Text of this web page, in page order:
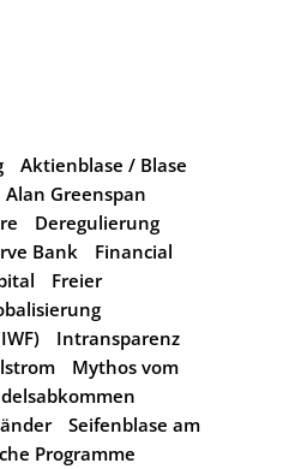
Aktienblase / Blase
Alan Greenspan
Deregulierung
Bank
Financial
Freier
Intransparenz
Mythos vom
Seifenblase am
Programme